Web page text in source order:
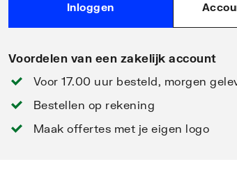
Inloggen
Voordelen van een zakelijk account
Voor 17.00 uur besteld, morgen
Bestellen op rekening
Maak offertes met je eigen logo